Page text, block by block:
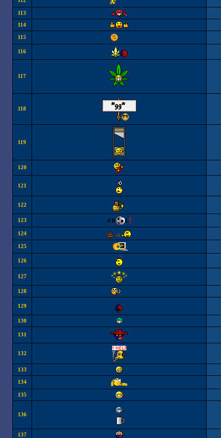
113
114
115
116
117
118
119
120
121
122
123
124
125
126
127
128
129
130
131
132
133
134
135
136
137